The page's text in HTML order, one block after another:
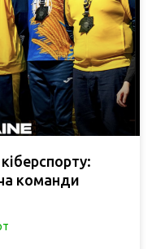
команди